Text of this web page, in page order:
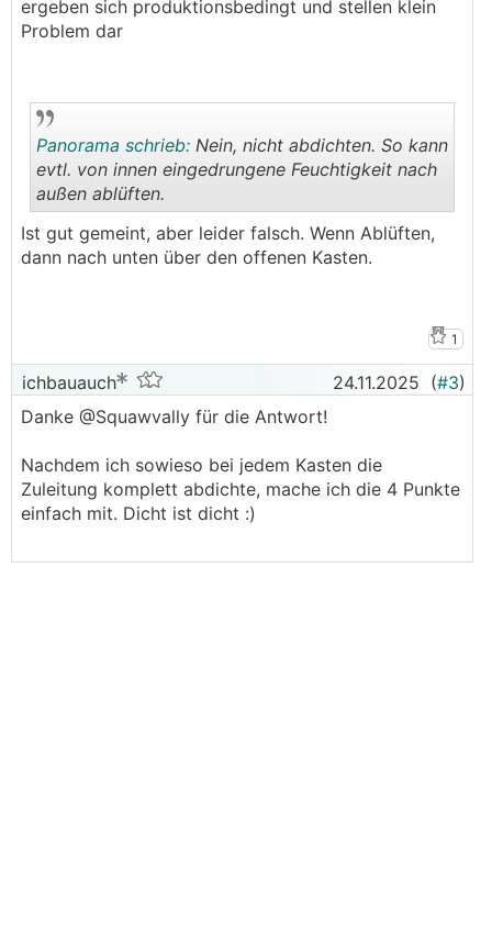
ergeben sich produktionsbedingt und stellen klein
Problem dar
..
Panorama schrieb: Nein, nicht abdichten. So kann
evtl. von innen eingedrungene Feuchtigkeit nach
außen ablüften.
Ist gut gemeint, aber leider falsch. Wenn Ablüften,
dann nach unten über den offenen Kasten.
1
ichbauauch 24.11.2025 (#3)
Danke @Squawvally für die Antwort!
Nachdem ich sowieso bei jedem Kasten die
Zuleitung komplett abdichte, mache ich die 4 Punkte
einfach mit. Dicht ist dicht :)